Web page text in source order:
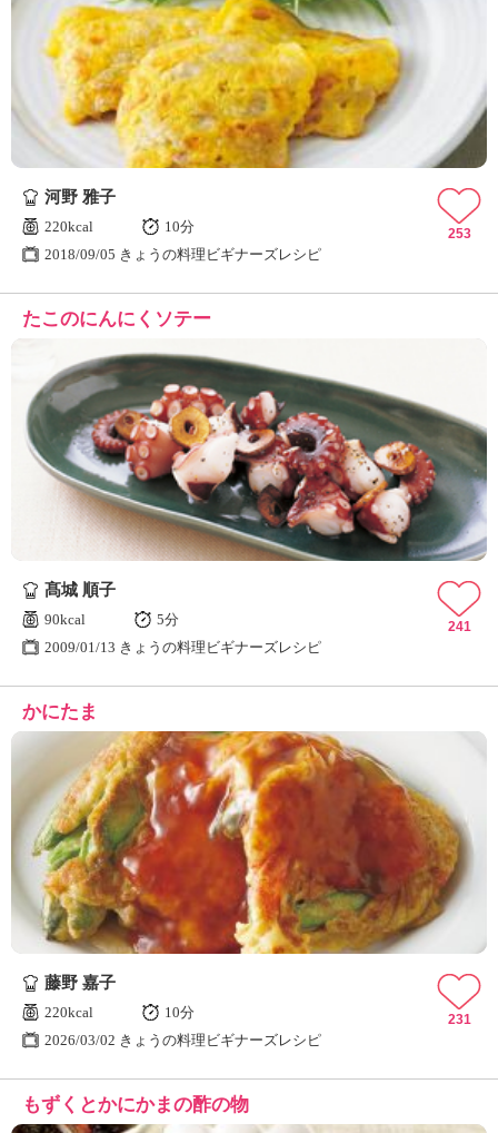
河野 雅子
220kcal
10分
2018/09/05 きょうの料理ビギナーズレシピ
253
たこのにんにくソテー
髙城 順子
90kcal
5分
2009/01/13 きょうの料理ビギナーズレシピ
241
かにたま
藤野 嘉子
220kcal
10分
2026/03/02 きょうの料理ビギナーズレシピ
231
もずくとかにかまの酢の物